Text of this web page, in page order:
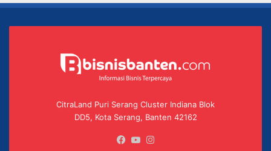
CitraLand Puri Serang Cluster Indiana Blok
DD5, Kota Serang, Banten 42162
Facebook
YouTube